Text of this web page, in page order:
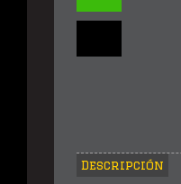
Descripción